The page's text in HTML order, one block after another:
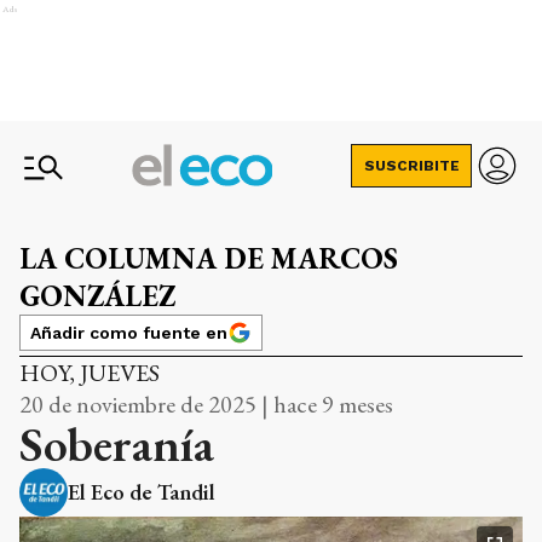
Ads
SUSCRIBITE
LA COLUMNA DE MARCOS
GONZÁLEZ
Añadir como fuente en
HOY, JUEVES
20 de noviembre de 2025 | hace 9 meses
Soberanía
El Eco de Tandil